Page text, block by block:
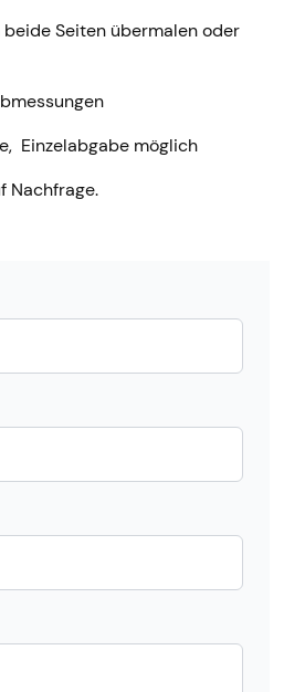
Seiten übermalen oder
Einzelabgabe möglich
Nachfrage.